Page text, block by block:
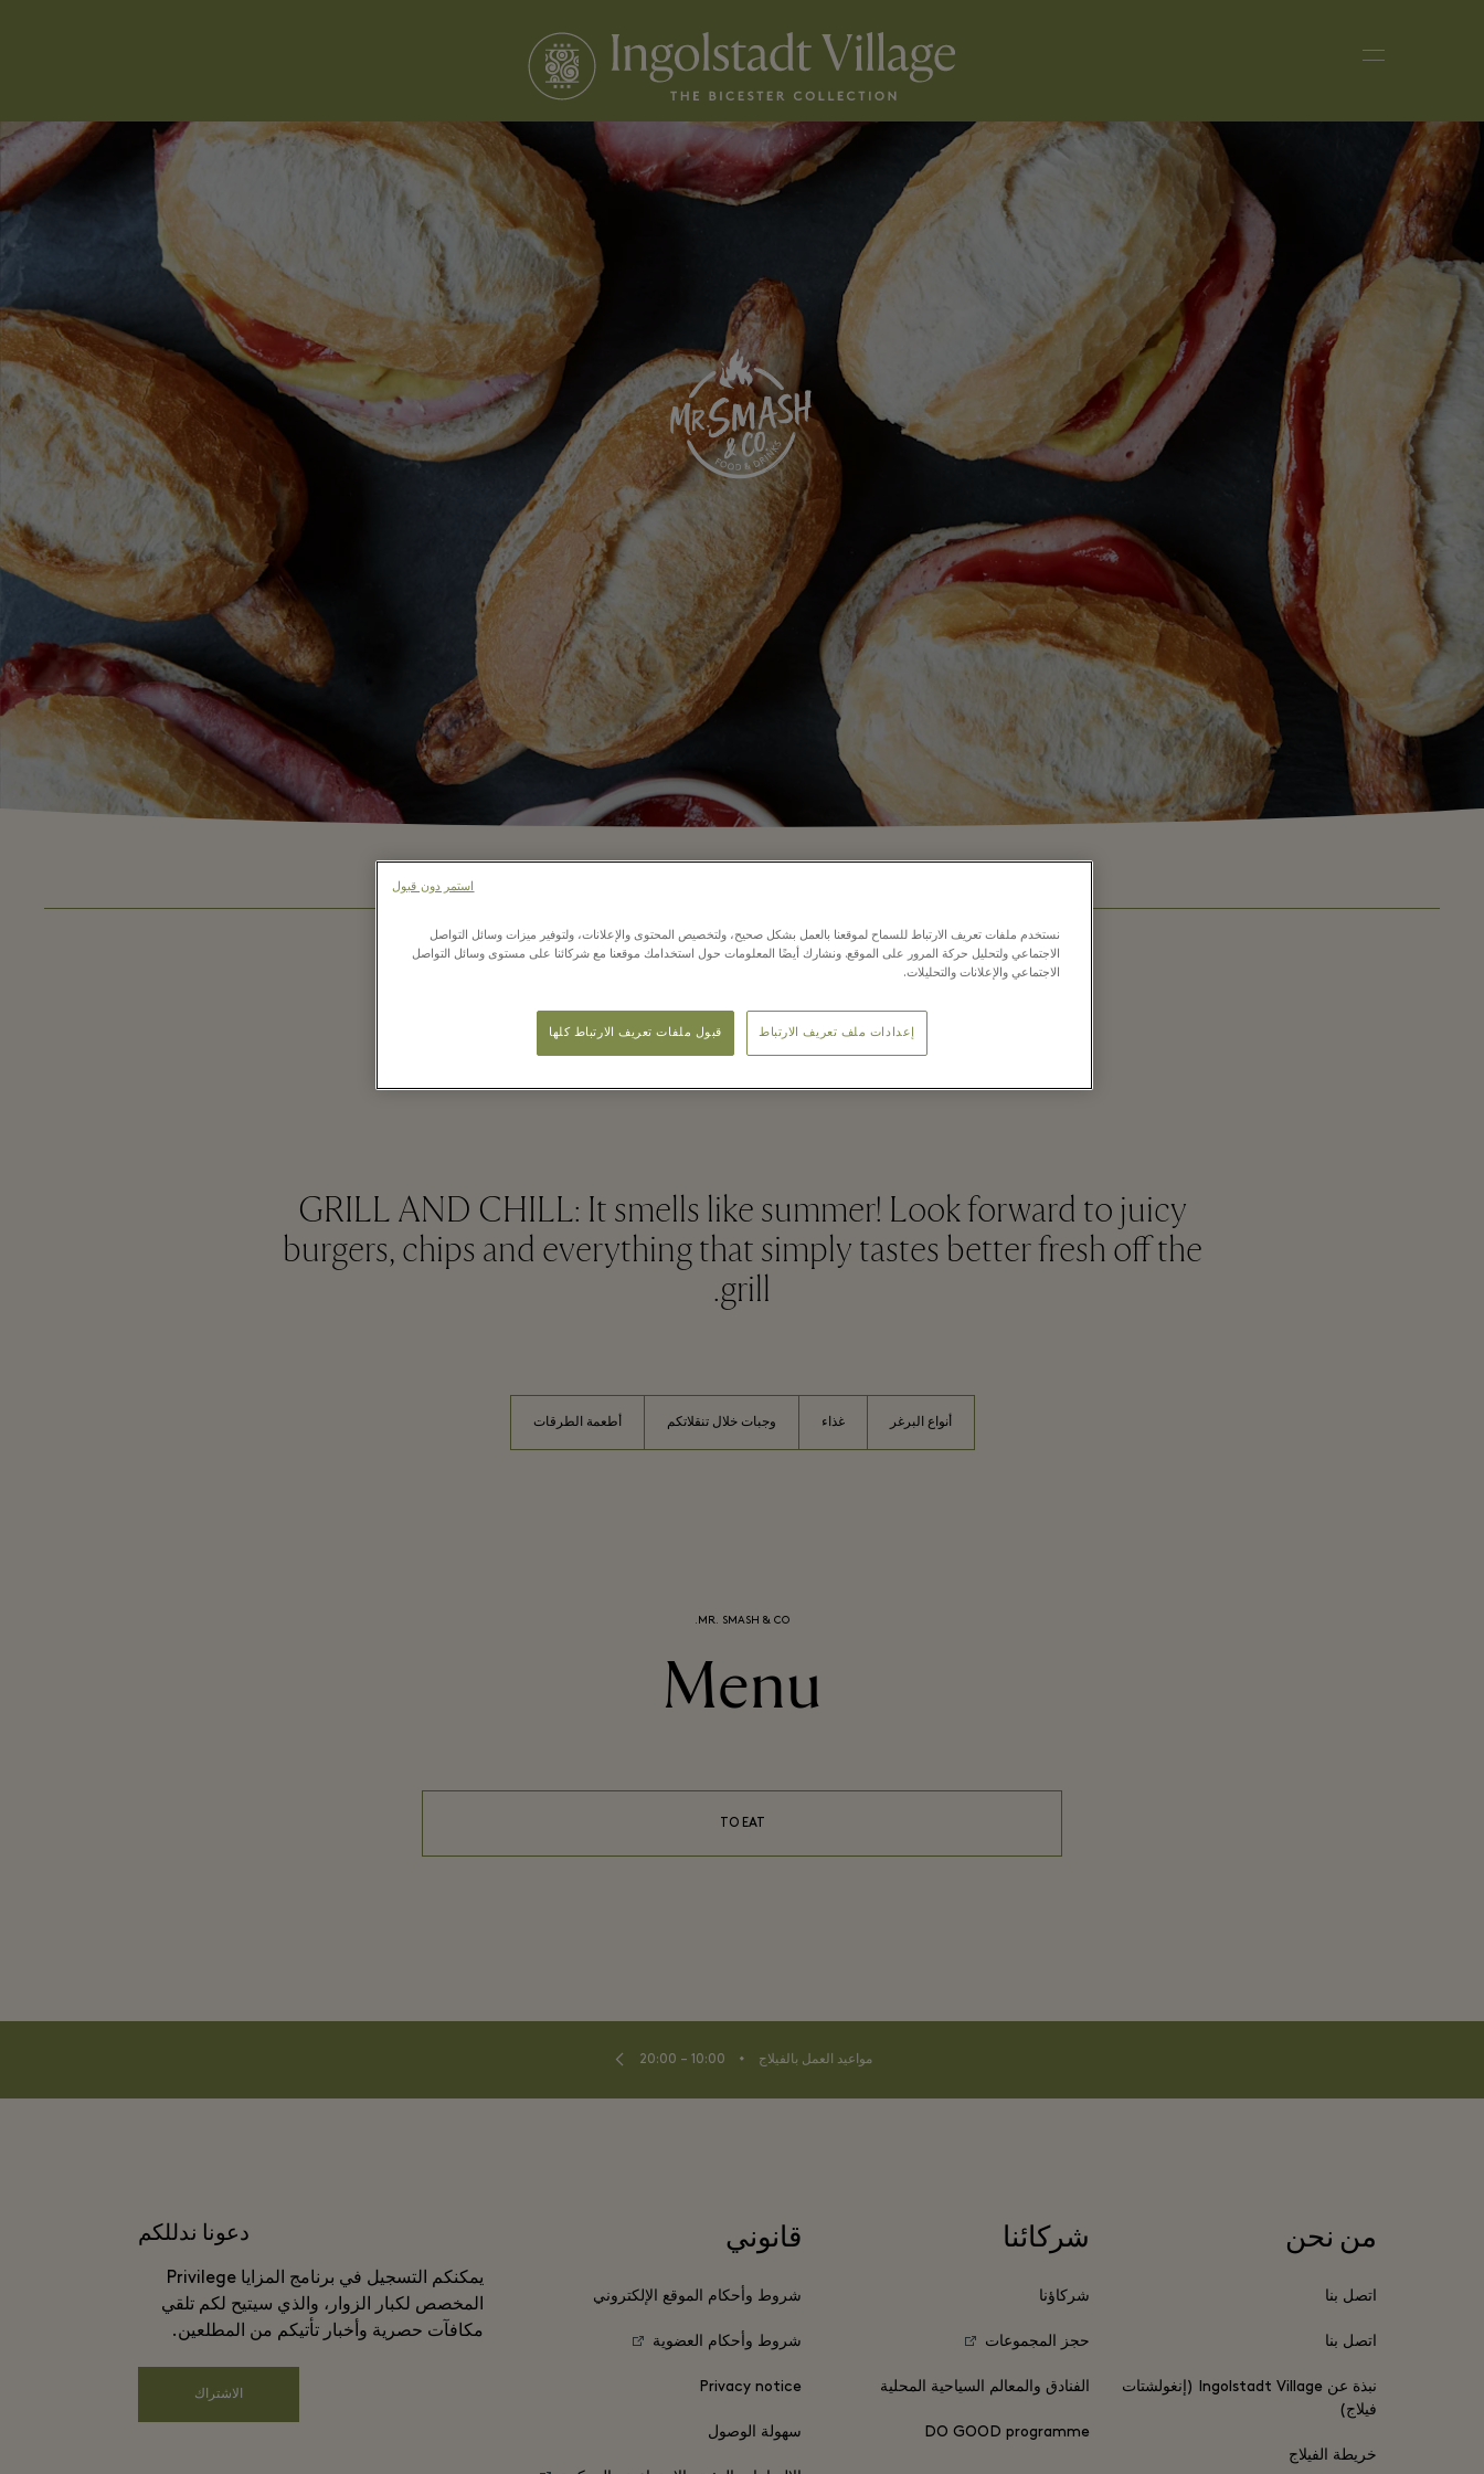
⬩
Mr. Smash & Co. - Ingolstadt Village
GRILL AND CHILL: It smells like summer! Look forward to juicy
burgers, chips and everything that simply tastes better fresh off the
grill.
أنواع البرغر غذاء وجبات خلال تنقلاتكم أطعمة الطرقات
MR. SMASH & CO.
Menu
TO EAT
مواعيد العمل بالفيلاج ⬩
10:00 – 20:00
من نحن
اتصل بنا
اتصل بنا
نبذة عن Ingolstadt Village (إنغولشتات
فيلاج)
خريطة الفيلاج
شركائنا
شركاؤنا
حجز المجموعات
الفنادق والمعالم السياحية المحلية
DO GOOD programme
قانوني
شروط وأحكام الموقع الإلكتروني
شروط وأحكام العضوية
Privacy notice
سهولة الوصول
دعونا ندللكم
يمكنكم التسجيل في برنامج المزايا Privilege
المخصص لكبار الزوار، والذي سيتيح لكم تلقي
مكافآت حصرية وأخبار تأتيكم من المطلعين.
الاشتراك
نستخدم ملفات تعريف الارتباط للسماح لموقعنا بالعمل بشكل صحيح، ولتخصيص المحتوى والإعلانات، ولتوفير ميزات وسائل التواصل
الاجتماعي ولتحليل حركة المرور على الموقع. ونشارك أيضًا المعلومات حول استخدامك موقعنا مع شركائنا على مستوى وسائل التواصل
الاجتماعي والإعلانات والتحليلات.
إعدادات ملف تعريف الارتباط قبول ملفات تعريف الارتباط كلها
استمر دون قبول